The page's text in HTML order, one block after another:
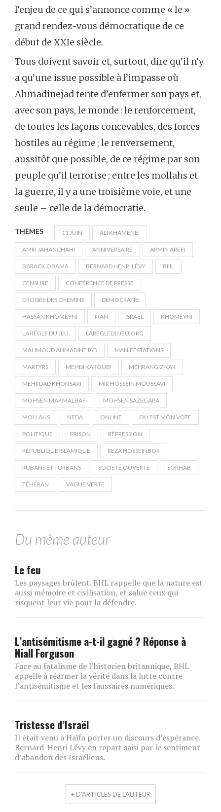
l’enjeu de ce qui s’annonce comme « le »
grand rendez-vous démocratique de ce
début de XXIe siècle.
Tous doivent savoir et, surtout, dire qu’il n’y
a qu’une issue possible à l’impasse où
Ahmadinejad tente d’enfermer son pays et,
avec son pays, le monde : le renforcement,
de toutes les façons concevables, des forces
hostiles au régime ; le renversement,
aussitôt que possible, de ce régime par son
peuple qu’il terrorise ; entre les mollahs et
la guerre, il y a une troisième voie, et une
seule – celle de la démocratie.
THÈMES 11 JUIN ALI KHAMENEI
AMIR JAHANCHAHI ANNIVERSAIRE ARMIN AREFI
BARACK OBAMA BERNARD HENRI LÉVY BHL
CENSURE CONFÉRENCE DE PRESSE
CROISÉE DES CHEMINS DÉMOCRATIE
HASSAN KHOMEYNI IRAN ISRAËL KHOMEYNI
LA RÈGLE DU JEU LAREGLEDUJEU.ORG
MAHMOUD AHMADINEJAD MANIFESTATIONS
MARTYRS MEHDI KAROUBI MEHRANGIZ KAR
MEHRDAD KHONSARI MIR HOSSEIN MOUSSAVI
MOHSEN MAKMALBAF MOHSEN SAZEGARA
MOLLAHS NEDA ONLINE OÙ EST MON VOTE
POLITIQUE PRISON RÉPRESSION
RÉPUBLIQUE ISLAMIQUE REZA HOSSEINBOR
RUBANS ET TURBANS SOCIÉTÉ OUVERTE SORHAB
TÉHÉRAN VAGUE VERTE
Du même auteur
Le feu
Les paysages brûlent. BHL rappelle que la nature est
aussi mémoire et civilisation, et salue ceux qui
risquent leur vie pour la défendre.
L’antisémitisme a-t-il gagné ? Réponse à
Niall Ferguson
Face au fatalisme de l’historien britannique, BHL
appelle à réarmer la vérité dans la lutte contre
l’antisémitisme et les faussaires numériques.
Tristesse d’Israël
Il était venu à Haïfa porter un discours d’espérance.
Bernard-Henri Lévy en repart saisi par le sentiment
d’abandon des Israéliens.
+ D'ARTICLES DE L'AUTEUR